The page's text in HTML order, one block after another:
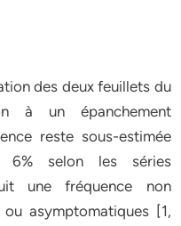
des deux feuillets du
à un épanchement
reste sous-estimée
6% selon les séries
une fréquence non
asymptomatiques [1,